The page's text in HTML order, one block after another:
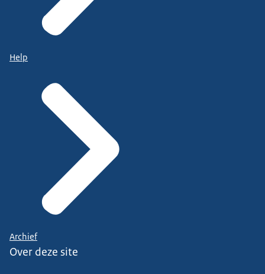
Help
Archief
Over deze site